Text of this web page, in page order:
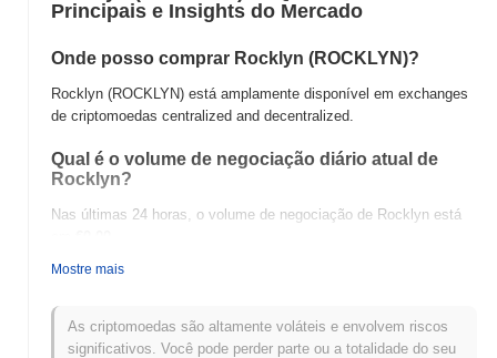
Principais e Insights do Mercado
Onde posso comprar Rocklyn (ROCKLYN)?
Rocklyn (ROCKLYN) está amplamente disponível em exchanges
de criptomoedas centralized and decentralized.
Qual é o volume de negociação diário atual de
Rocklyn?
Nas últimas 24 horas, o volume de negociação de Rocklyn está
Qual é o histórico da faixa de preço de Rocklyn?
Máxima Histórica (ATH):
Mínima Histórica (ATL):
Mostre mais
As criptomoedas são altamente voláteis e envolvem riscos
significativos. Você pode perder parte ou a totalidade do seu